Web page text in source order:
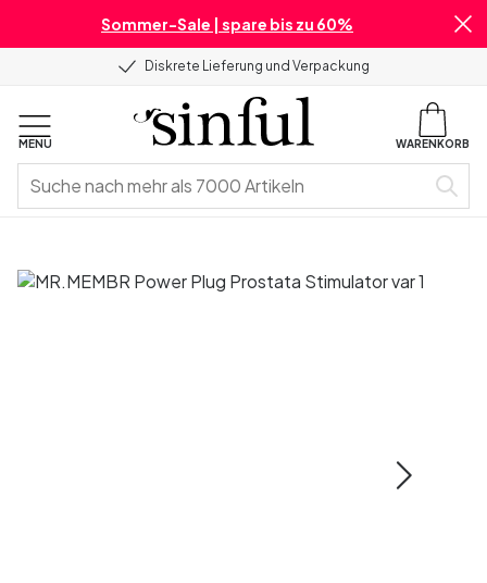
Sommer-Sale | spare bis zu 60%
Diskrete Lieferung und Verpackung
MENU WARENKORB